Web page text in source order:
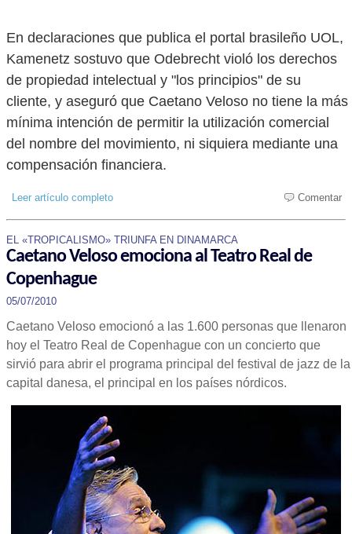
En declaraciones que publica el portal brasileño UOL,
Kamenetz sostuvo que Odebrecht violó los derechos
de propiedad intelectual y "los principios" de su
cliente, y aseguró que Caetano Veloso no tiene la más
mínima intención de permitir la utilización comercial
del nombre del movimiento, ni siquiera mediante una
compensación financiera.
Leer artículo completo Comentar
EL «TROPICALISMO» TRIUNFA EN DINAMARCA
Caetano Veloso emociona al Teatro Real de
Copenhague
05/07/2010
Caetano Veloso emocionó a las 1.600 personas que llenaron
hoy el Teatro Real de Copenhague con un concierto que
sirvió para abrir el programa principal del festival de jazz de la
capital danesa, el principal en los países nórdicos.